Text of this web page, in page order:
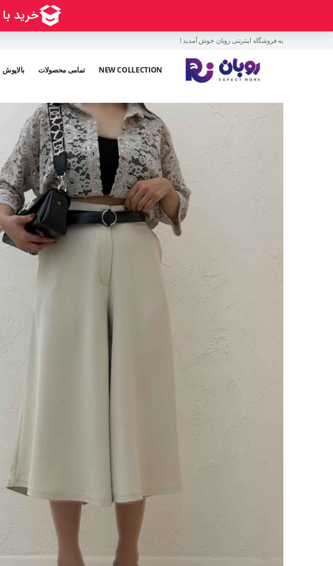
به فروشگاه اینترنتی روبان خوش آمدید !
NEW COLLECTION تمامی محصولات بالاپوش